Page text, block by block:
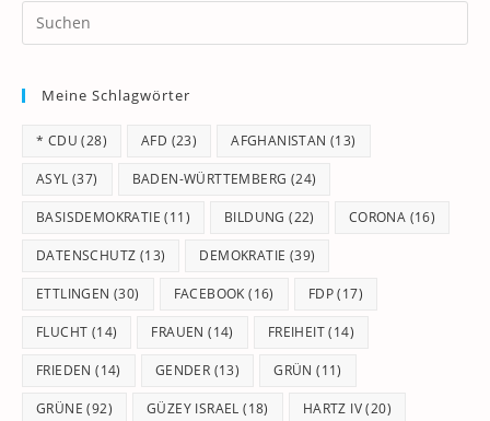
Meine Schlagwörter
* CDU (28) AFD (23) AFGHANISTAN (13)
ASYL (37) BADEN-WÜRTTEMBERG (24)
BASISDEMOKRATIE (11) BILDUNG (22) CORONA (16)
DATENSCHUTZ (13) DEMOKRATIE (39)
ETTLINGEN (30) FACEBOOK (16) FDP(17)
FLUCHT (14) FRAUEN (14) FREIHEIT(14)
FRIEDEN (14) GENDER (13) GRÜN (11)
GRÜNE (92) GÜZEY ISRAEL (18) HARTZ IV(20)